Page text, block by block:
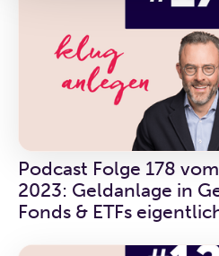
Podcast Folge 178
2023: Geldanlage in
Fonds & ETFs